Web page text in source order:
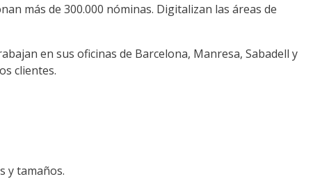
más de 300.000 nóminas. Digitalizan las áreas de
en sus oficinas de Barcelona, Manresa, Sabadell y
clientes.
y tamaños.